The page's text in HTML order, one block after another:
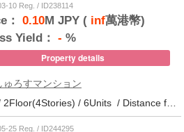
10 Reg. / ID238114
： 0.10M JPY (inf萬港幣)
Yield： - %
Property details
ろすマンション
Built 49 yrs / Steel / 45.2㎡ / 2Floor(4Stories) / 6Units / Distance from the station.11
25 Reg. / ID244295